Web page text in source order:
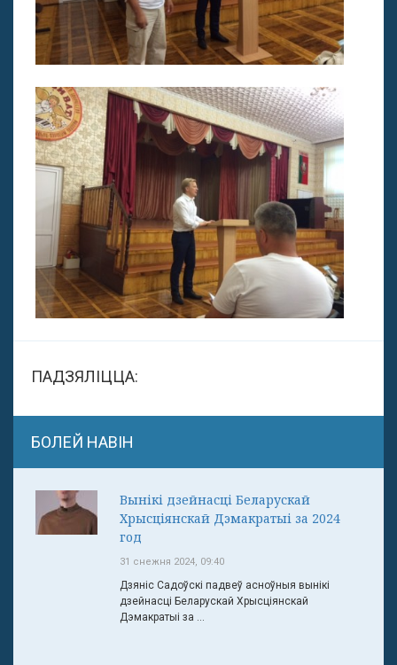
ПАДЗЯЛІЦЦА:
БОЛЕЙ НАВІН
Вынікі дзейнасці Беларускай
Хрысціянскай Дэмакратыі за 2024
год
31 снежня 2024, 09:40
Дзяніс Садоўскі падвеў асноўныя вынікі
дзейнасці Беларускай Хрысціянскай
Дэмакратыі за ...